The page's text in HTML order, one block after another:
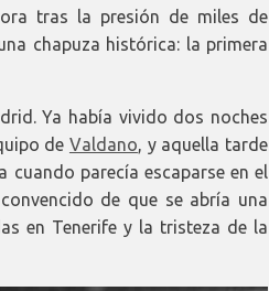
tras la presión de miles de
chapuza histórica: la primera
Ya había vivido dos noches
de Valdano, y aquella tarde
parecía escaparse en el
de que se abría una
en Tenerife y la tristeza de la